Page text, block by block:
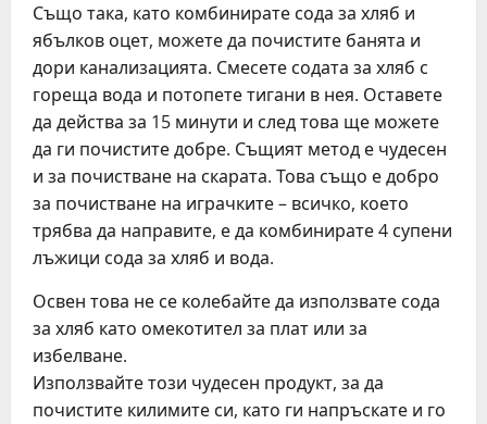
Също така, като комбинирате сода за хляб и
ябълков оцет, можете да почистите банята и
дори канализацията. Смесете содата за хляб с
гореща вода и потопете тигани в нея. Оставете
да действа за 15 минути и след това ще можете
да ги почистите добре. Същият метод е чудесен
и за почистване на скарата. Това също е добро
за почистване на играчките – всичко, което
трябва да направите, е да комбинирате 4 супени
лъжици сода за хляб и вода.
Освен това не се колебайте да използвате сода
за хляб като омекотител за плат или за
избелване.
Използвайте този чудесен продукт, за да
почистите килимите си, като ги напръскате и го